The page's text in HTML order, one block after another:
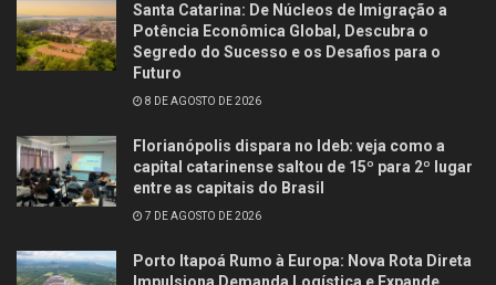
Santa Catarina: De Núcleos de Imigração a
Potência Econômica Global, Descubra o
Segredo do Sucesso e os Desafios para o
Futuro
8 DE AGOSTO DE 2026
Florianópolis dispara no Ideb: veja como a
capital catarinense saltou de 15º para 2º lugar
entre as capitais do Brasil
7 DE AGOSTO DE 2026
Porto Itapoá Rumo à Europa: Nova Rota Direta